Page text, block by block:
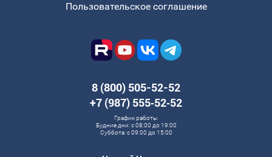
Пользовательское соглашение
8 (800) 505-52-52
+7 (987) 555‑52‑52
График работы
Будние дни: с 08:00 до 19:00
Суббота: с 09:00 до 15:00